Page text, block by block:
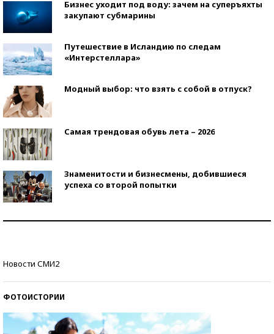
Бизнес уходит под воду: зачем на суперъяхты
закупают субмарины
Путешествие в Исландию по следам
«Интерстеллара»
Модный выбор: что взять с собой в отпуск?
Самая трендовая обувь лета – 2026
Знаменитости и бизнесмены, добившиеся
успеха со второй попытки
Новости СМИ2
ФОТОИСТОРИИ